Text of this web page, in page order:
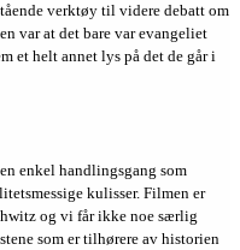
verktøy til videre debatt om
var at det bare var evangeliet
et helt annet lys på det de går i
enkel handlingsgang som
kulisser. Filmen er
og vi får ikke noe særlig
som er tilhørere av historien